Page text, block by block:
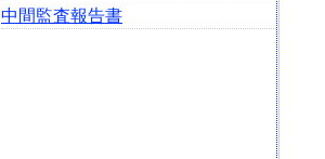
中間監査報告書